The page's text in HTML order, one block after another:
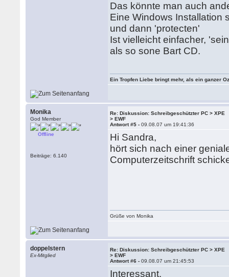
Das könnte man auch
Eine Windows Installation
und dann 'protecten'
Ist vielleicht einfacher,
als so sone Bart CD.
Ein Tropfen Liebe bringt mehr, als ein ganzer
Monika
God Member
Offline
Beiträge: 6.140
Re: Diskussion: Schreibgeschützter PC > XPE
> EWF
Antwort #5 -09.08.07 um 19:41:36
Hi Sandra,
hört sich nach einer
Computerzeitschrift
Grüße von Monika
doppelstern
Ex-Mitglied
Re: Diskussion: Schreibgeschützter PC > XPE
> EWF
Antwort #6 -09.08.07 um 21:45:53
Interessant.